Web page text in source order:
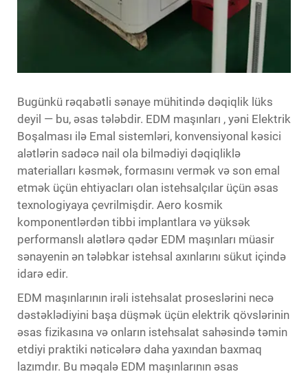
Bugünkü rəqabətli sənaye mühitində dəqiqlik lüks
deyil — bu, əsas tələbdir. EDM maşınları , yəni Elektrik
Boşalması ilə Emal sistemləri, konvensiyonal kəsici
alətlərin sadəcə nail ola bilmədiyi dəqiqliklə
materialları kəsmək, formasını vermək və son emal
etmək üçün ehtiyacları olan istehsalçılar üçün əsas
texnologiyaya çevrilmişdir. Aero kosmik
komponentlərdən tibbi implantlara və yüksək
performanslı alətlərə qədər EDM maşınları müasir
sənayenin ən tələbkar istehsal axınlarını sükut içində
idarə edir.
EDM maşınlarının irəli istehsalat proseslərini necə
dəstəklədiyini başa düşmək üçün elektrik qövslərinin
əsas fizikasına və onların istehsalat sahəsində təmin
etdiyi praktiki nəticələrə daha yaxından baxmaq
lazımdır. Bu məqalə EDM maşınlarının əsas